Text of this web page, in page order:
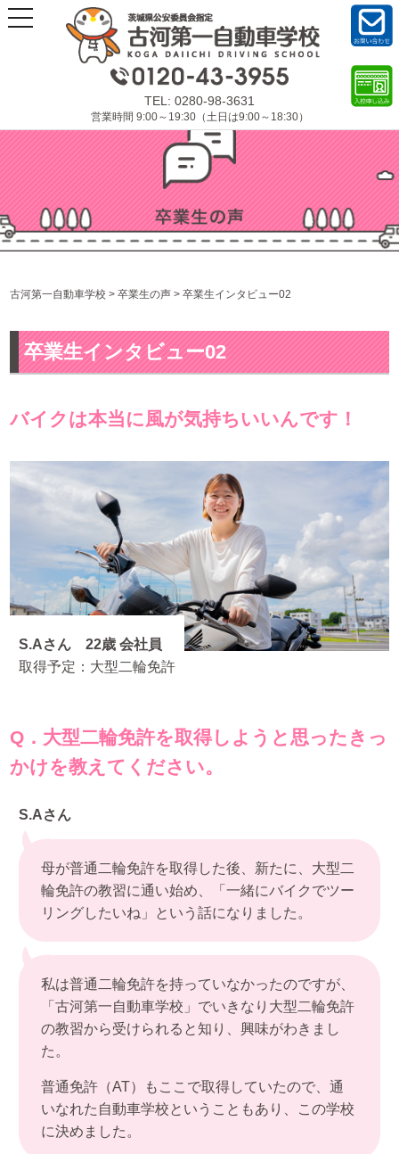
TEL: 0280-98-3631
営業時間 9:00～19:30（土日は9:00～18:30）
t
o
a
o
n
古河第一自動車学校 >卒業生の声 >卒業生インタビュー02
卒業生インタビュー02
バイクは本当に風が気持ちいいんです！
S.Aさん 22歳 会社員
取得予定：大型二輪免許
Q．大型二輪免許を取得しようと思ったきっ
かけを教えてください。
S.Aさん
母が普通二輪免許を取得した後、新たに、大型二
輪免許の教習に通い始め、「一緒にバイクでツー
リングしたいね」という話になりました。
私は普通二輪免許を持っていなかったのですが、
「古河第一自動車学校」でいきなり大型二輪免許
の教習から受けられると知り、興味がわきまし
た。
普通免許（AT）もここで取得していたので、通
いなれた自動車学校ということもあり、この学校
に決めました。
い合
わせ
申し
ーム